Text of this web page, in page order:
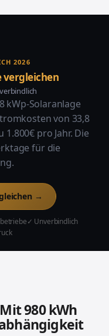
2026
vergleichen
kWp-Solaranlage
von 33,8
pro Jahr. Die
für die
→
✓ Unverbindlich
980 kWh